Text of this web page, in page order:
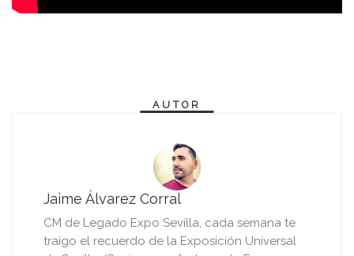
AUTOR
Jaime Álvarez Corral
CM de Legado Expo Sevilla, cada semana te
traigo el recuerdo de la Exposición Universal